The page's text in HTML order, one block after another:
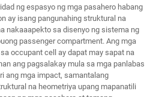
ng espasyo ng mga pasahero habang
ay isang pangunahing struktural na
nakaaapekto sa disenyo ng sistema ng
passenger compartment. Ang mga
occupant cell ay dapat may sapat na
ang pagsalakay mula sa mga panlabas
ang mga impact, samantalang
na heometriya upang mapanatili